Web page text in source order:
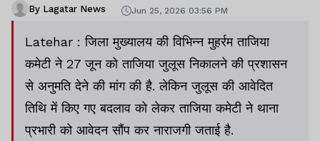
By Lagatar News Jun 25, 2026 03:56 PM
Latehar : जिला मुख्यालय की विभिन्न मुहर्रम ताजिया
कमेटी ने 27 जून को ताजिया जुलूस निकालने की प्रशासन
से अनुमति देने की मांग की है. लेकिन जुलूस की आवेदित
तिथि में किए गए बदलाव को लेकर ताजिया कमेटी ने थाना
प्रभारी को आवेदन सौंप कर नाराजगी जताई है.